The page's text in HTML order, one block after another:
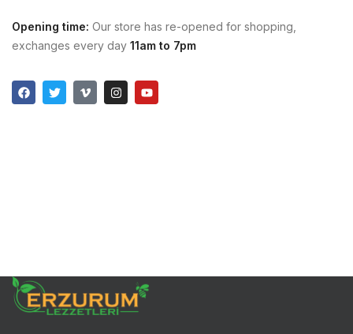
Opening time: Our store has re-opened for shopping,
exchanges every day 11am to 7pm